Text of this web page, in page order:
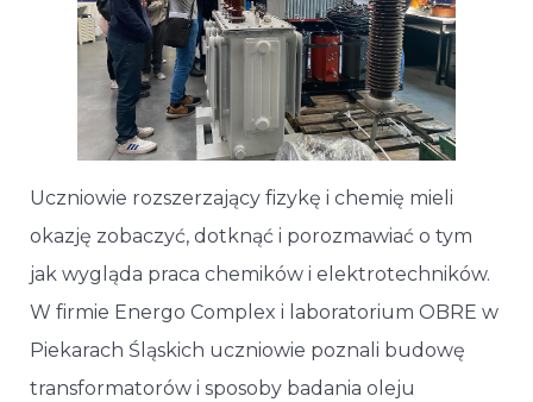
Uczniowie rozszerzający fizykę i chemię mieli
okazję zobaczyć, dotknąć i porozmawiać o tym
jak wygląda praca chemików i elektrotechników.
W firmie Energo Complex i laboratorium OBRE w
Piekarach Śląskich uczniowie poznali budowę
transformatorów i sposoby badania oleju